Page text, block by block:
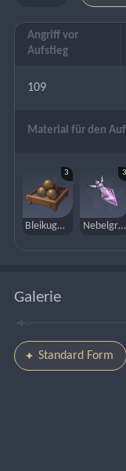
Angriff vor
Aufstieg
109
Material für den
3
Bleikugeln des Nebelschleiers
3
Nebelgraspollen
Galerie
Standard Form